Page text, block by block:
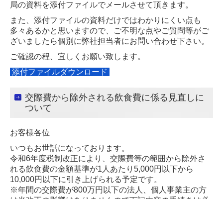
局の資料を添付ファイルでメールさせて頂きます。
また、添付ファイルの資料だけではわかりにくい点も
多々あるかと思いますので、
ご不明な点やご質問等がご
ざいましたら個別に弊社担当者にお問い合わせ下さい。
ご確認の程、宜しくお願い致します。
添付ファイルダウンロード
交際費から除外される飲食費に係る見直しに
ついて
お客様各位
いつもお世話になっております。
令和6年度税制改正により、交際費等の範囲から除外さ
れる飲食費の金額基準が1人あたり5,000円以下から
10,000円以下に引き上げられる予定です。
※年間の交際費が800万円以下の法人、個人事業主の方